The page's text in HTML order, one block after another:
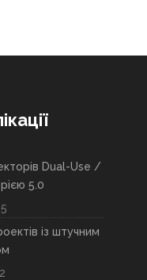
Dual-Use /
5.0
із штучним